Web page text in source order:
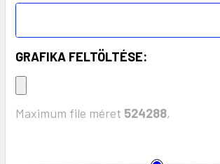
GRAFIKA FELTÖLTÉSE:
Maximum file méret 524288,